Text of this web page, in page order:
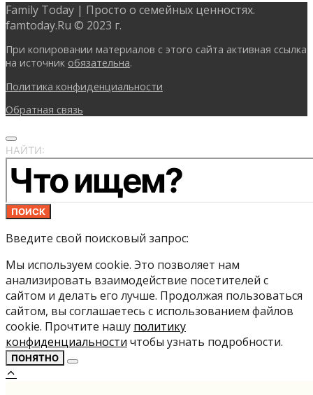
Family Today | Просто о семейных ценностях.
famtoday.Ru © 2023 г.
При копировании материалов с этого сайта активная ссылка
на источник обязательна.
Политика конфиденциальности
Обратная связь
НАЙТИ:
ПОИСК
Введите свой поисковый запрос:
Мы используем cookie. Это позволяет нам
анализировать взаимодействие посетителей с
сайтом и делать его лучше. Продолжая пользоваться
сайтом, вы соглашаетесь с использованием файлов
cookie. Прочтите нашу политику
конфиденциальности чтобы узнать подробности.
ПОНЯТНО